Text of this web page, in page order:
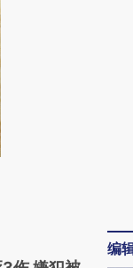
由第三方
章
编